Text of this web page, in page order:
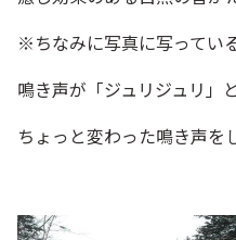
※ちなみに写真に写ってい
鳴き声が「ジュリジュリ」
ちょっと変わった鳴き声を